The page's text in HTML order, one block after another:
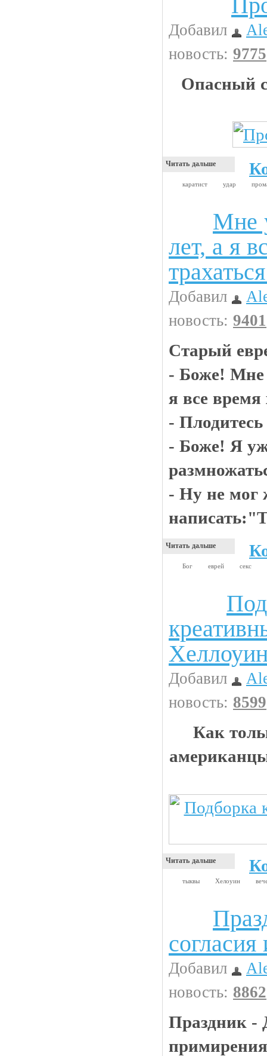
Добавил
новость: 9775
Опасный
Читать дальше
каратист удар
Мне
лет, а я
Добавил
новость: 9401
Старый
- Боже! Мне
я все время
-
- Боже! Я
- Ну не мог
Читать дальше
Бог еврей секс
Добавил
новость: 8599
Как
Читать дальше
тыквы Хелоуин
Добавил
новость: 8862
Праздник -